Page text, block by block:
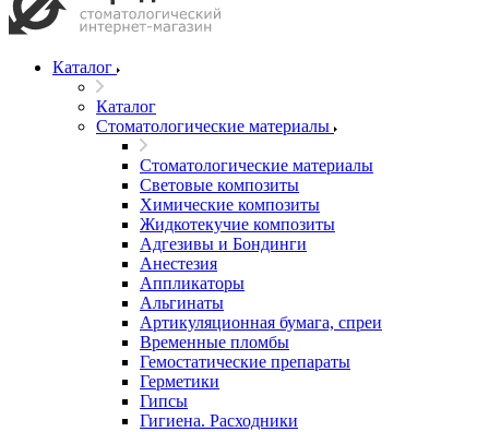
Каталог
Каталог
Стоматологические материалы
Стоматологические материалы
Световые композиты
Химические композиты
Жидкотекучие композиты
Адгезивы и Бондинги
Анестезия
Аппликаторы
Альгинаты
Артикуляционная бумага, спреи
Временные пломбы
Гемостатические препараты
Герметики
Гипсы
Гигиена. Расходники